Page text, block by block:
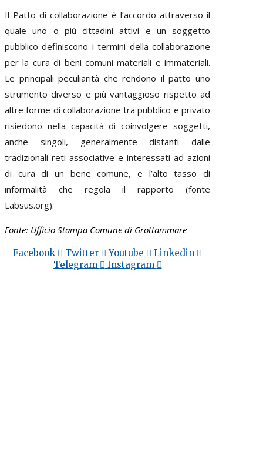
Il Patto di collaborazione è l’accordo attraverso il
quale uno o più cittadini attivi e un soggetto
pubblico definiscono i termini della collaborazione
per la cura di beni comuni materiali e immateriali.
Le principali peculiarità che rendono il patto uno
strumento diverso e più vantaggioso rispetto ad
altre forme di collaborazione tra pubblico e privato
risiedono nella capacità di coinvolgere soggetti,
anche singoli, generalmente distanti dalle
tradizionali reti associative e interessati ad azioni
di cura di un bene comune, e l’alto tasso di
informalità che regola il rapporto (fonte
Labsus.org).
Fonte: Ufficio Stampa Comune di Grottammare
Facebook Twitter Youtube
Linkedin
Telegram
Instagram